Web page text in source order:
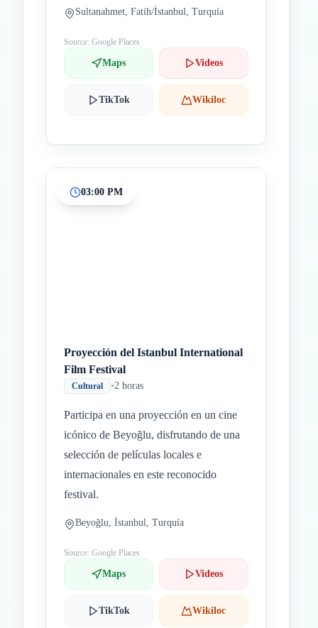
Sultanahmet, Fatih/İstanbul, Turquía
Source: Google Places
Maps Videos
TikTok Wikiloc
03:00 PM
Proyección del Istanbul International
Film Festival
Cultural •2 horas
Participa en una proyección en un cine
icónico de Beyoğlu, disfrutando de una
selección de películas locales e
internacionales en este reconocido
festival.
Beyoğlu, İstanbul, Turquía
Source: Google Places
Maps Videos
TikTok Wikiloc